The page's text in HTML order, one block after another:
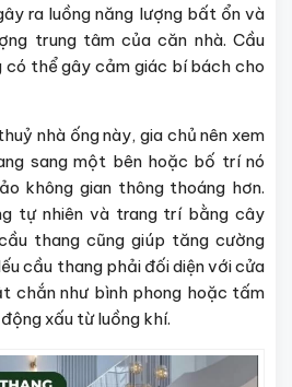
ra luồng năng lượng bất ổn và
trung tâm của căn nhà. Cầu
có thể gây cảm giác bí bách cho
nhà ống này, gia chủ nên xem
sang một bên hoặc bố trí nó
không gian thông thoáng hơn.
tự nhiên và trang trí bằng cây
thang cũng giúp tăng cường
cầu thang phải đối diện với cửa
chắn như bình phong hoặc tấm
xấu từ luồng khí.